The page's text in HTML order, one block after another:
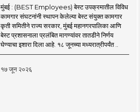
मुंबई : (BEST Employees) बेस्ट उपक्रमातील विविध
कामगार संघटनांनी स्थापन केलेल्या बेस्ट संयुक्त कामगार
कृती समितीने राज्य सरकार, मुंबई महानगरपालिका आणि
बेस्ट प्रशासनाला प्रलंबित मागण्यांवर तातडीने निर्णय
घेण्याचा इशारा दिला आहे. १८ जूनच्या मध्यरात्रीपर्यंत ..
१७ जून २०२६